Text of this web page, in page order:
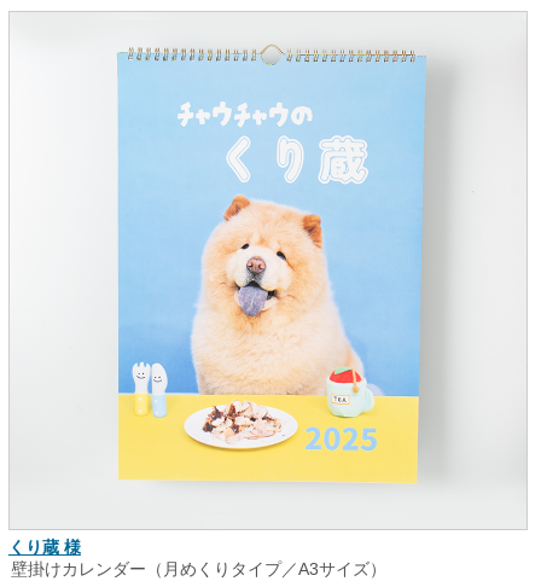
くり蔵 様
壁掛けカレンダー（月めくりタイプ／A3サイズ）